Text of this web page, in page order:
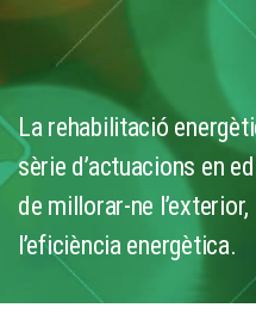
La rehabilitació
sèrie d’actuacions en
de millorar-ne
l’eficiència energètica.